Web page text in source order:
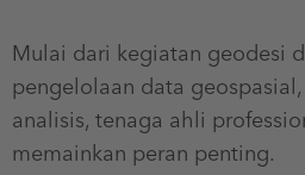
Mulai dari kegiatan geodesi
pengelolaan data
analisis, tenaga ahli
memainkan peran penting.